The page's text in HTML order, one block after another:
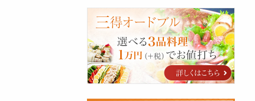
得
オ
ー
ド
ブ
ル